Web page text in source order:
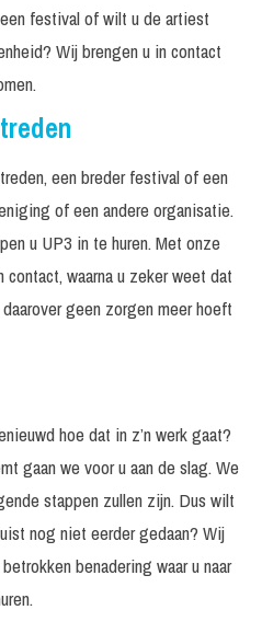
festival of wilt u de artiest
Wij brengen u in contact
een breder festival of een
of een andere organisatie.
u UP3 in te huren. Met onze
waarna u zeker weet dat
geen zorgen meer hoeft
hoe dat in z’n werk gaat?
gaan we voor u aan de slag. We
stappen zullen zijn. Dus wilt
nog niet eerder gedaan? Wij
benadering waar u naar